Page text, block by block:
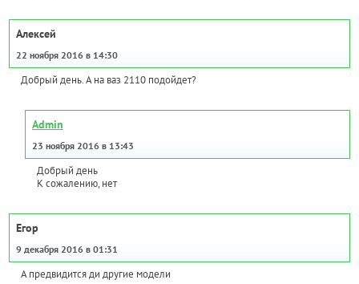
Алексей
22 ноября 2016 в 14:30
Добрый день. А на ваз 2110 подойдет?
Admin
23 ноября 2016 в 13:43
Добрый день
К сожалению, нет
Егор
9 декабря 2016 в 01:31
А предвидится ди другие модели